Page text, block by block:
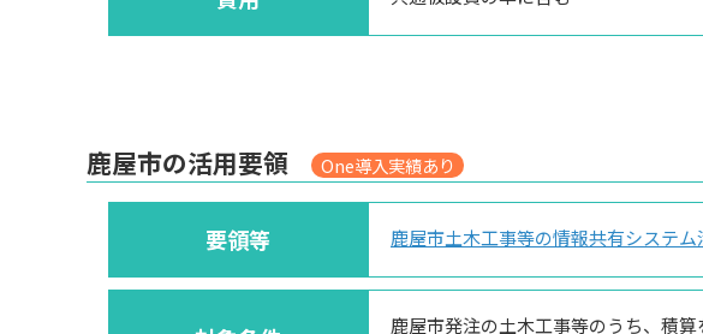
鹿屋市の活用要領 One導入実績あり
要領等 鹿屋市土木工事等の情報共有システム
鹿屋市発注の土木工事等のうち、積